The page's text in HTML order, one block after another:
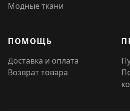
Модные ткани
ПОМОЩЬ
Доставка и оплата
Возврат товара